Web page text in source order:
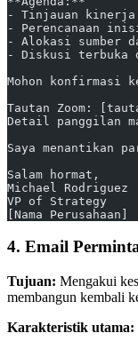
- Tinjauan kinerja
- Perencanaan
- Alokasi sumber
- Diskusi terbuka
Mohon konfirmasi
Tautan Zoom:
Detail panggilan
Saya menantikan
Salam hormat,
Michael Rodriguez
VP of Strategy
[Nama Perusahaan]
4. Email
Tujuan: Mengakui
membangun kembali
Karakteristik utama: